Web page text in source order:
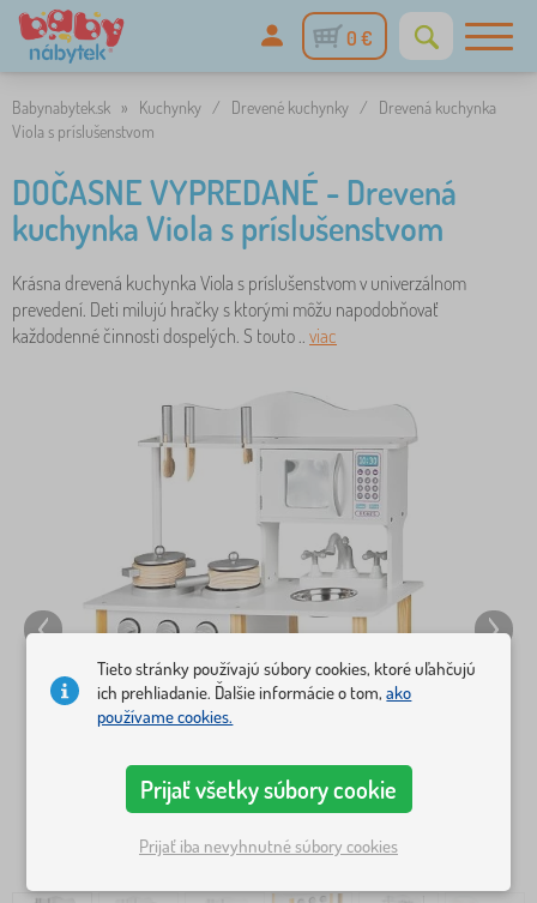
0 €
Babynabytek.sk » Kuchynky / Drevené kuchynky /
Drevená kuchynka
Viola s príslušenstvom
DOČASNE VYPREDANÉ - Drevená
kuchynka Viola s príslušenstvom
Krásna drevená kuchynka Viola s príslušenstvom v univerzálnom
prevedení. Deti milujú hračky s ktorými môžu napodobňovať
každodenné činnosti dospelých. S touto .. viac
Tieto stránky používajú súbory cookies, ktoré uľahčujú
ich prehliadanie. Ďalšie informácie o tom,ako
používame cookies.
Prijať všetky súbory cookie
Prijať iba nevyhnutné súbory cookies